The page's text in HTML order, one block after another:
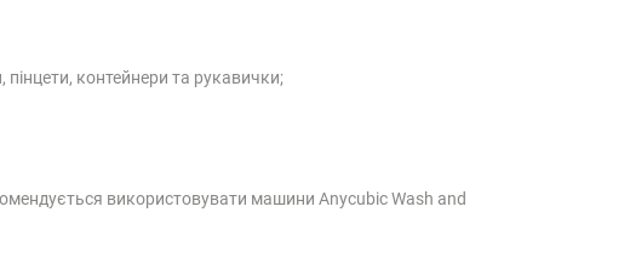
пінцети, контейнери та рукавички;
використовувати машини Anycubic Wash and